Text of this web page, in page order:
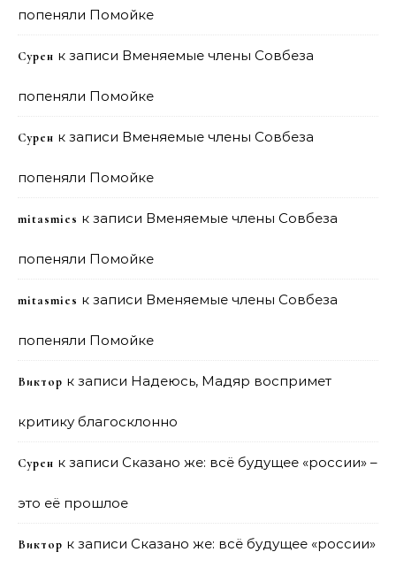
попеняли Помойке
Сурен к записи Вменяемые члены Совбеза
попеняли Помойке
Сурен к записи Вменяемые члены Совбеза
попеняли Помойке
mitasmies к записи Вменяемые члены Совбеза
попеняли Помойке
mitasmies к записи Вменяемые члены Совбеза
попеняли Помойке
Виктор к записи Надеюсь, Мадяр воспримет
критику благосклонно
Сурен к записи Сказано же: всё будущее «россии» –
это её прошлое
Виктор к записи Сказано же: всё будущее «россии»